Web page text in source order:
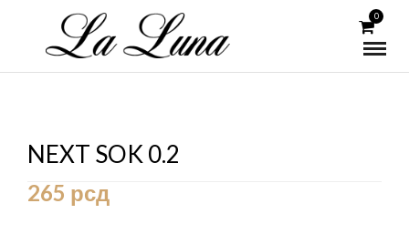
0
NEXT SOK 0.2
265 рсд